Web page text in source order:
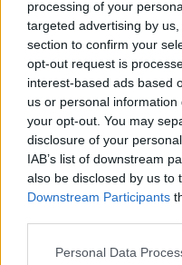
processing of your
targeted advertising by
section to confirm your
opt-out request is
interest-based ads based
us or personal
your opt-out. You may
disclosure of your
IAB’s list of downstream
also be disclosed by us to
Downstream Participants
Please note that this
Personal Data
A város idén saját
erre a célra.
A WALDORF ISKOLA
ÚTI ÉPÜLET
TERÜLETE
HASZNÁLATRA
VAN, EZÉRT NEM
2025. július. 04. 10:02
Egyre nehezebb
üzemeltető Apáczai
OSZTÁLYTÁRSÁT
2025. június. 30. 09:10